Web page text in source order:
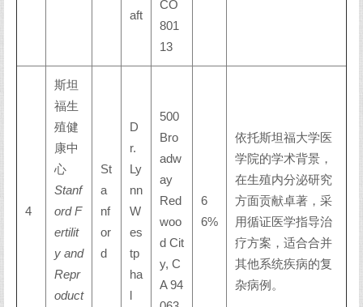
aft
CO
801
13
4
斯坦
福生
殖健
康中
心
Stanf
ord F
ertilit
y and
Repr
oduct
St
a
nf
or
d
D
r.
Ly
nn
W
es
tp
ha
500
Bro
adw
ay
Red
woo
d Cit
y, C
A 94
6
6%
依托斯坦福大学医
学院的学术背景，
在生殖内分泌研究
方面贡献卓著，采
用循证医学指导治
疗方案，适合合并
其他系统疾病的复
杂病例。